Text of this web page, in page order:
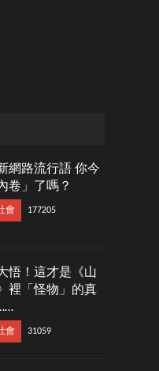
網路流行語 你今
卷」了嗎？
會 177205
悟！這才是《山
裡「怪物」的真
會 31059